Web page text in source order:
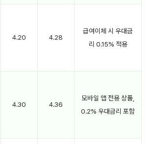
4.20 4.28
급여이체 시 우대금
리 0.15% 적용
4.30 4.36
모바일 앱 전용 상품,
0.2% 우대금리 포함